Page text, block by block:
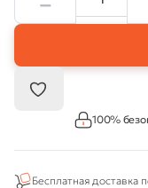
100%
Бесплатная доставка